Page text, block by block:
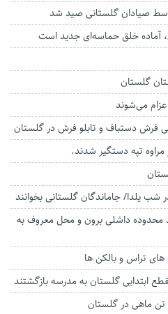
گلستان
فرش دستباف و تابلو فرش در گلستان
تپه دستگیر شدند.
یلدا/ جاماندگان گلستانی بخوانند
محدوده داشلی برون و محل معروف به
تراس و بالکن ها